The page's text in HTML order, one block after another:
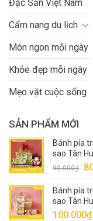
Đặc Sản Việt Nam
Cẩm nang du lịch
Món ngon mỗi ngày
Khỏe đẹp mỗi ngày
Mẹo vặt cuộc sống
SẢN PHẨM MỚI
Bánh pía
sao Tân
90.000₫
là:
Bánh pía
sao Tân
100.000₫